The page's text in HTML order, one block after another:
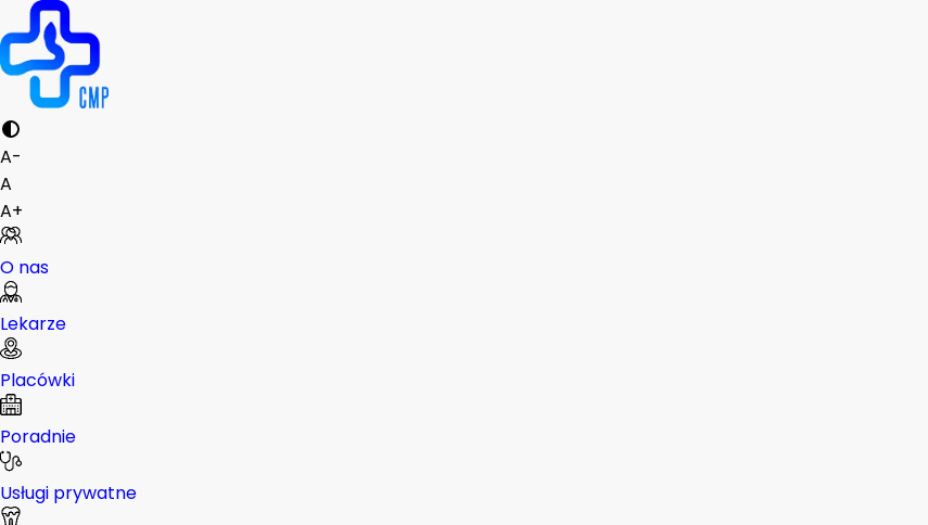
A-
A
A+
O nas
Lekarze
Placówki
Poradnie
Usługi prywatne